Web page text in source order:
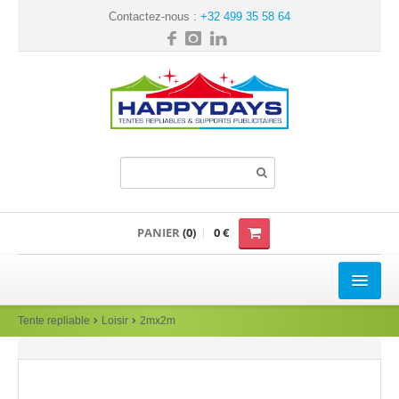
Contactez-nous : +32 499 35 58 64
PANIER(0) 0 €
TENTE REPLIABLE
Loisir
Tente repliable Loisir 2mx2m